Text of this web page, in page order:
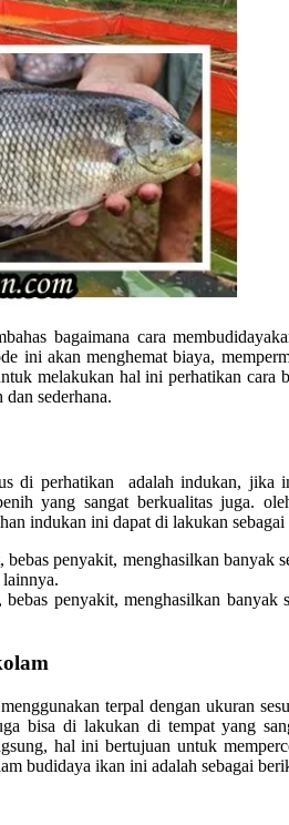
bagaimana cara
ini akan menghemat biaya,
melakukan hal ini perhatikan cara
sederhana.
di perhatikan adalah indukan, jika
yang sangat berkualitas juga.
indukan ini dapat di lakukan
bebas penyakit, menghasilkan banyak
bebas penyakit, menghasilkan banyak
terpal dengan ukuran
bisa di lakukan di tempat yang
hal ini bertujuan untuk
budidaya ikan ini adalah sebagai